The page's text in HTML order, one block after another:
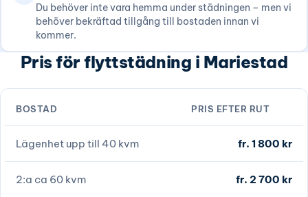
Du behöver inte vara hemma under städningen – men vi
behöver bekräftad tillgång till bostaden innan vi
kommer.
Pris för flyttstädning i Mariestad
BOSTAD PRIS EFTER RUT
Lägenhet upp till 40 kvm fr. 1 800 kr
2:a ca 60 kvm fr. 2 700 kr